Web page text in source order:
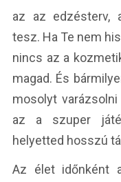
az az edzésterv,
tesz. Ha Te nem
nincs az a
magad. És
mosolyt
az a szuper
helyetted hosszú
Az élet időnként